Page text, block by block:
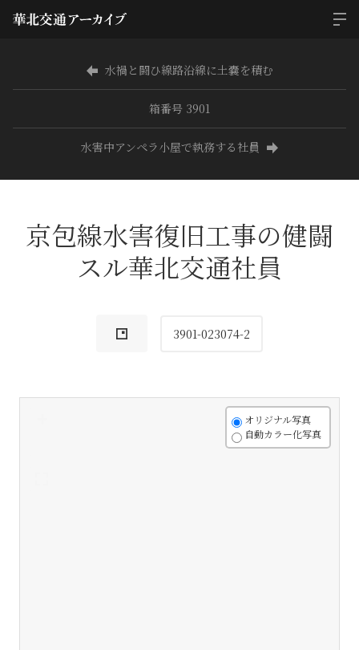
水禍と闘ひ線路沿線に土嚢を積む
箱番号 3901
水害中アンペラ小屋で執務する社員
京包線水害復旧工事の健闘
スル華北交通社員
3901-023074-2
オリジナル写真
自動カラー化写真